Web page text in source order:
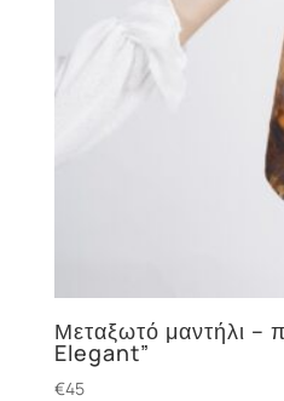
Μεταξωτό μαντήλι –
Elegant”
€45